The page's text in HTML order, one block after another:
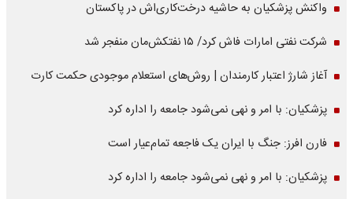
واکنش پزشکیان به حاشیه درخت‌کاری‌اش در پاکستان
شرکت نفتی امارات فاش کرد/ ۱۵ نفتکش‌مان منفجر شد
آغاز شارژ اعتبار کارمندان | روش‌های استعلام موجودی حکمت کارت
پزشکیان: با امر و نهی نمی‌شود جامعه را اداره کرد
فارن افرز: جنگ با ایران یک فاجعه تمام‌عیار است
پزشکیان: با امر و نهی نمی‌شود جامعه را اداره کرد